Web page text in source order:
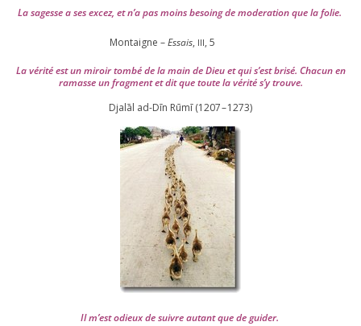
La sagesse a ses excez, et n’a pas moins besoing de mode­ra­tion que la folie.
Montaigne –Essais, III, 5
La véri­té est un miroir tom­bé de la main de Dieu et qui s’est bri­sé. Chacun en
ramasse un frag­ment et dit que toute la véri­té s’y trouve.
Djalāl ad-Dīn Rūmī (1207–1273)
Il m’est odieux de suivre autant que de gui­der.